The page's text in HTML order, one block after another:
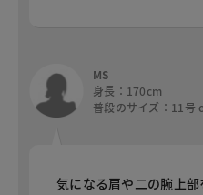
MS
身長：170cm
普段のサイズ：11
気になる肩や二の腕上